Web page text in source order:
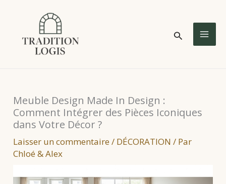
contenu
Rechercher
Meuble Design Made In Design :
Comment Intégrer des Pièces Iconiques
dans Votre Décor ?
Laisser un commentaire / DÉCORATION / Par
Chloé & Alex